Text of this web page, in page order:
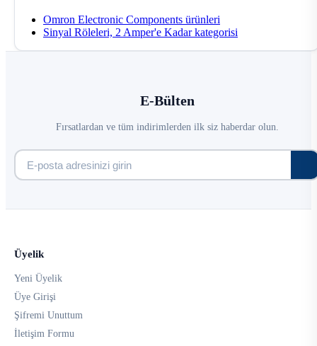
Omron Electronic Components ürünleri
Sinyal Röleleri, 2 Amper'e Kadar kategorisi
E-Bülten
Fırsatlardan ve tüm indirimlerden ilk siz haberdar olun.
Üyelik
Yeni Üyelik
Üye Girişi
Şifremi Unuttum
İletişim Formu